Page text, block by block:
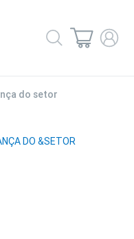
do setor
DO &SETOR